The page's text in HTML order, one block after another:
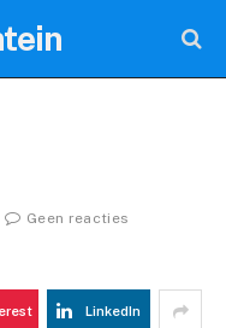
Geen reacties
LinkedIn